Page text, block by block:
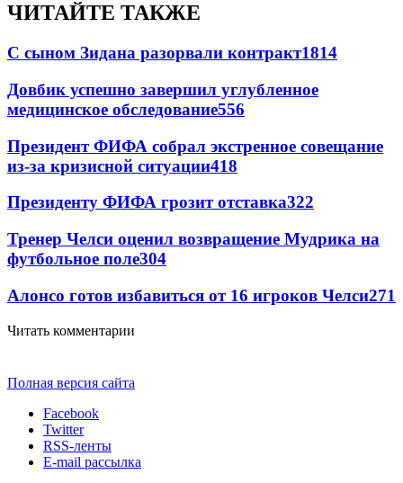
ЧИТАЙТЕ ТАКЖЕ
С сыном Зидана разорвали контракт1814
Довбик успешно завершил углубленное
медицинское обследование556
Президент ФИФА собрал экстренное совещание
из-за кризисной ситуации418
Президенту ФИФА грозит отставка322
Тренер Челси оценил возвращение Мудрика на
футбольное поле304
Алонсо готов избавиться от 16 игроков Челси271
Читать комментарии
Полная версия сайта
Facebook
Twitter
RSS-ленты
E-mail рассылка